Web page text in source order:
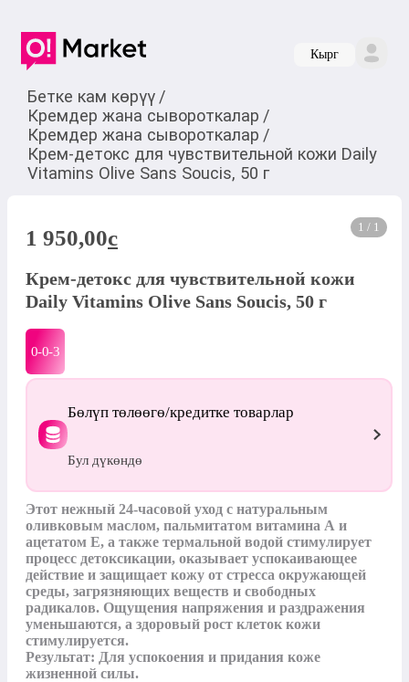
Кырг
Бетке кам көрүү /
Кремдер жана сывороткалар /
Кремдер жана сывороткалар /
Крем-детокс для чувствительной кожи Daily
Vitamins Olive Sans Soucis, 50 г
1 / 1
1 950,00c
Крем-детокс для чувствительной кожи
Daily Vitamins Olive Sans Soucis, 50 г
0-0-3
Бөлүп төлөөгө/кредитке товарлар
Бул дүкөндө
Этот нежный 24-часовой уход с натуральным
оливковым маслом, пальмитатом витамина А и
ацетатом Е, а также термальной водой стимулирует
процесс детоксикации, оказывает успокаивающее
действие и защищает кожу от стресса окружающей
среды, загрязняющих веществ и свободных
радикалов. Ощущения напряжения и раздражения
уменьшаются, а здоровый рост клеток кожи
стимулируется.
Результат: Для успокоения и придания коже
жизненной силы.